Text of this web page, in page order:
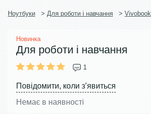
Ноутбуки > Для роботи і навчання > Vivobook
Новинка
Для роботи і навчання
1
Повідомити, коли з’явиться
Немає в наявності